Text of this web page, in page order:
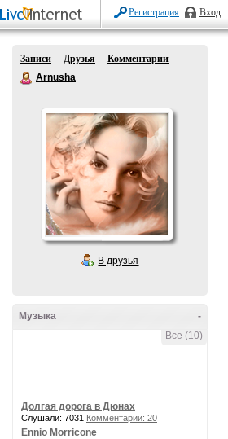
Регистрация Вход
Записи Друзья
Комментарии
Arnusha
В друзья
-
Музыка
Все (10)
Долгая дорога в Дюнах
Слушали: 7031 Комментарии: 20
Ennio Morricone